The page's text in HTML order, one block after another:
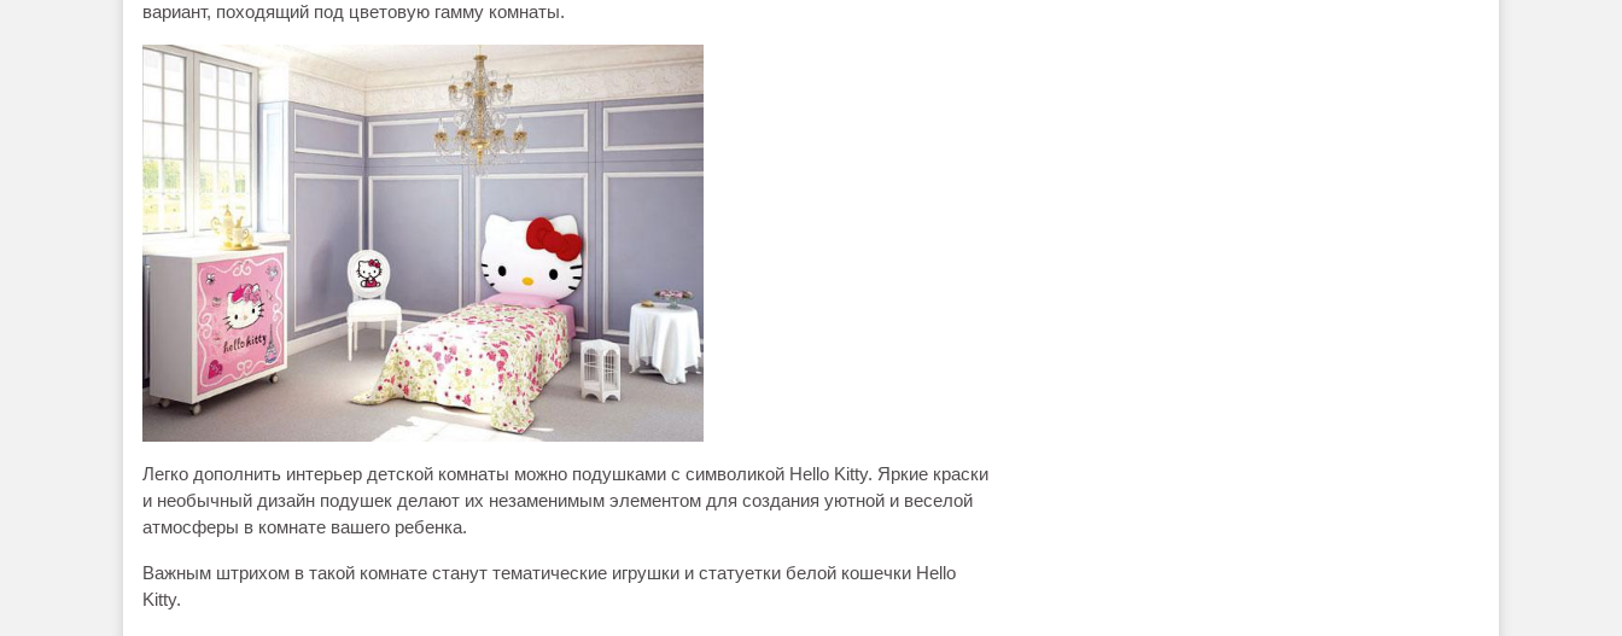
вариант, походящий под цветовую гамму комнаты.
Легко дополнить интерьер детской комнаты можно подушками с символикой Hello Kitty. Яркие краски
и необычный дизайн подушек делают их незаменимым элементом для создания уютной и веселой
атмосферы в комнате вашего ребенка.
Важным штрихом в такой комнате станут тематические игрушки и статуетки белой кошечки Hello
Kitty.